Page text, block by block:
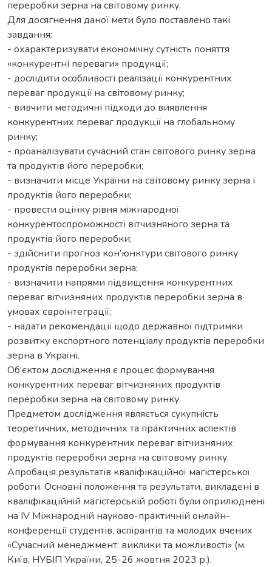
переробки зерна на світовому ринку.
Для досягнення даної мети було поставлено такі
завдання:
- охарактеризувати економічну сутність поняття
«конкурентні переваги» продукції;
- дослідити особливості реалізації конкурентних
переваг продукції на світовому ринку;
- вивчити методичні підходи до виявлення
конкурентних переваг продукції на глобальному
ринку;
- проаналізувати сучасний стан світового ринку зерна
та продуктів його переробки;
- визначити місце України на світовому ринку зерна і
продуктів його переробки;
- провести оцінку рівня міжнародної
конкурентоспроможності вітчизняного зерна та
продуктів його переробки;
- здійснити прогноз кон’юнктури світового ринку
продуктів переробки зерна;
- визначити напрями підвищення конкурентних
переваг вітчизняних продуктів переробки зерна в
умовах євроінтеграції;
- надати рекомендації щодо державної підтримки
розвитку експортного потенціалу продуктів переробки
зерна в Україні.
Об’єктом дослідження є процес формування
конкурентних переваг вітчизняних продуктів
переробки зерна на світовому ринку.
Предметом дослідження являється сукупність
теоретичних, методичних та практичних аспектів
формування конкурентних переваг вітчизняних
продуктів переробки зерна на світовому ринку.
Апробація результатів кваліфікаційної магістерської
роботи. Основні положення та результати, викладені в
кваліфікаційній магістерській роботі були оприлюднені
на IV Міжнародній науково-практичній онлайн-
конференції студентів, аспірантів та молодих вчених
«Сучасний менеджмент: виклики та можливості» (м.
Київ, НУБІП України, 25-26 жовтня 2023 р.).